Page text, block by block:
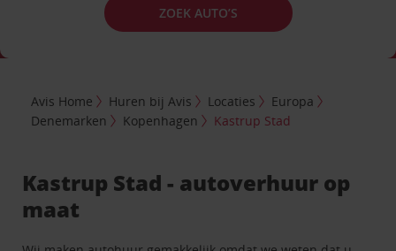
ZOEK AUTO’S
Avis Home Huren bij Avis Locaties
Europa
Denemarken
Kopenhagen Kastrup Stad
Kastrup Stad - autoverhuur op
maat